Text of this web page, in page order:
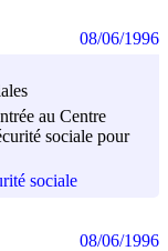
au Centre
sociale pour
sociale
08/06/1996
08/06/1996